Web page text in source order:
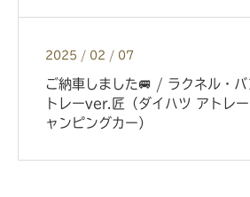
2025 / 02 / 07
ご納車しました🚐 / ラクネル・バ
トレーver.匠（ダイハツ アトレ
ャンピングカー）